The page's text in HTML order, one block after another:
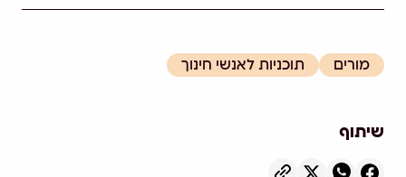
מורים תוכניות לאנשי חינוך
שיתוף